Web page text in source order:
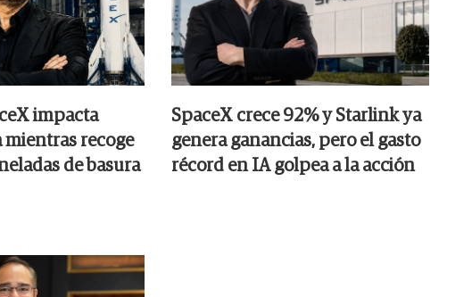
impacta
recoge
de basura
SpaceX crece 92% y Starlink ya
genera ganancias, pero el gasto
récord en IA golpea a la acción